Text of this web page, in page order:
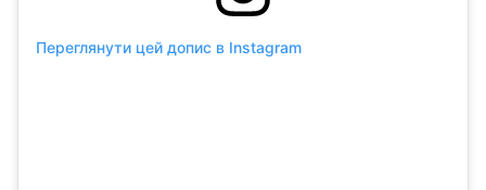
Переглянути цей допис в Instagram